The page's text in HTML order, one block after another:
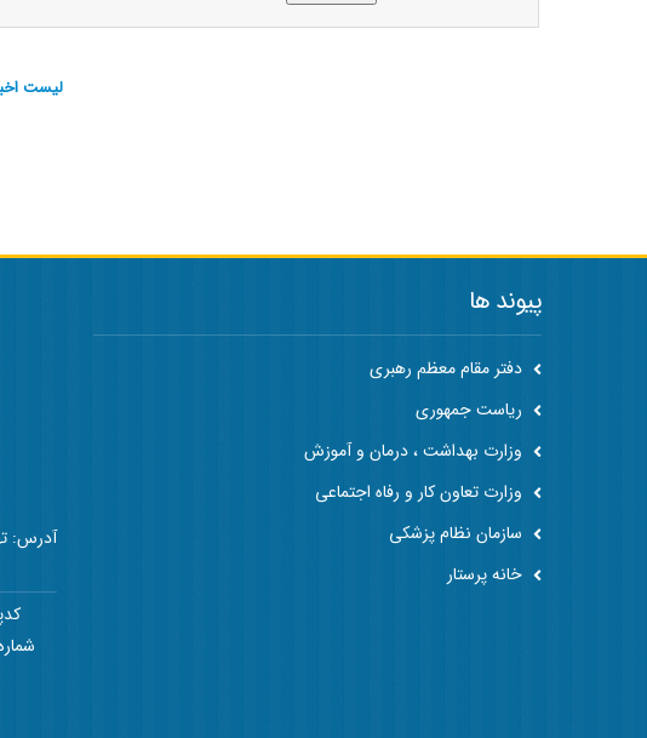
لیست
پیوند ها
دفتر مقام معظم رهبری
ریاست جمهوری
وزارت بهداشت ، درمان و آموزش
وزارت تعاون کار و رفاه اجتماعی
سازمان نظام پزشکی
خانه پرستار
آدرس:
شماره